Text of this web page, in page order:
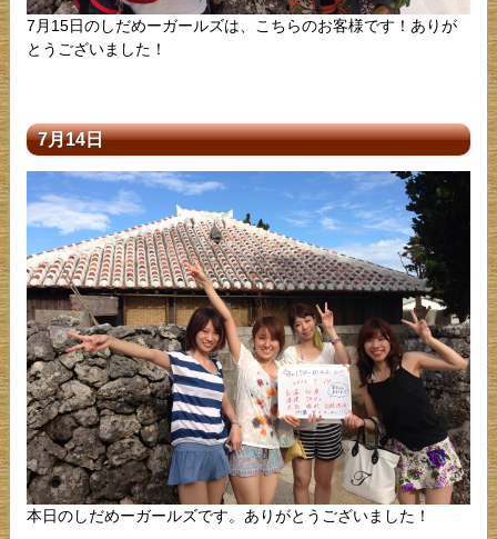
7月15日のしだめーガールズは、こちらのお客様です！ありが
とうございました！
7月14日
本日のしだめーガールズです。ありがとうございました！